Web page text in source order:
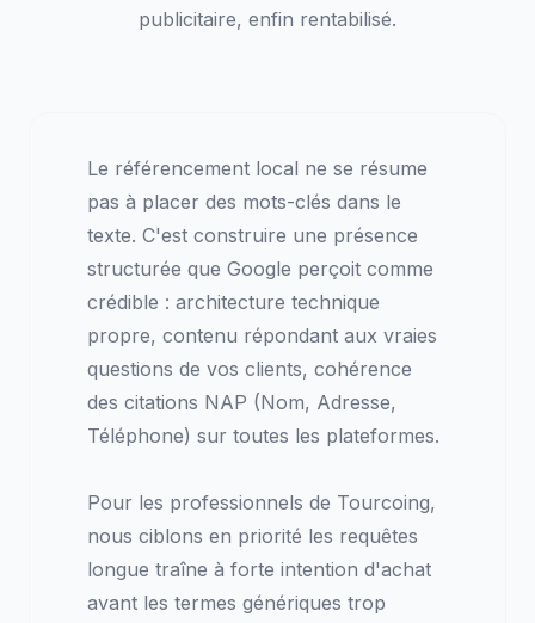
publicitaire, enfin rentabilisé.
Le référencement local ne se résume
pas à placer des mots-clés dans le
texte. C'est construire une présence
structurée que Google perçoit comme
crédible : architecture technique
propre, contenu répondant aux vraies
questions de vos clients, cohérence
des citations NAP (Nom, Adresse,
Téléphone) sur toutes les plateformes.
Pour les professionnels de Tourcoing,
nous ciblons en priorité les requêtes
longue traîne à forte intention d'achat
avant les termes génériques trop